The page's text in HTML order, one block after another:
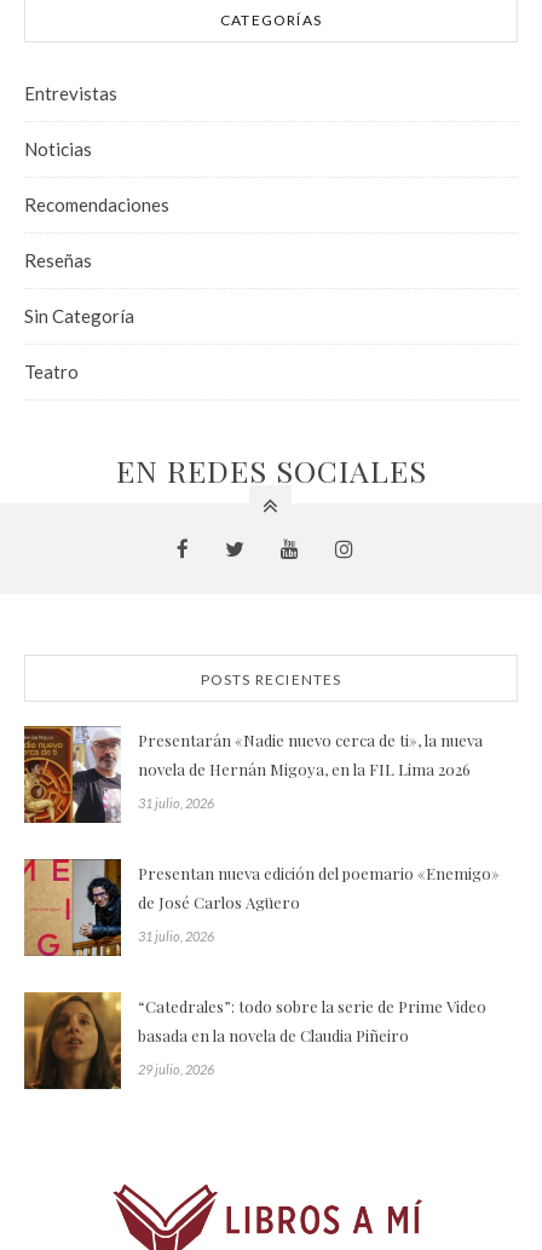
CATEGORÍAS
Entrevistas
Noticias
Recomendaciones
Reseñas
Sin Categoría
Teatro
EN REDES SOCIALES
POSTS RECIENTES
Presentarán «Nadie nuevo cerca de ti», la nueva
novela de Hernán Migoya, en la FIL Lima 2026
31 julio, 2026
Presentan nueva edición del poemario «Enemigo»
de José Carlos Agüero
31 julio, 2026
“Catedrales”: todo sobre la serie de Prime Video
basada en la novela de Claudia Piñeiro
29 julio, 2026